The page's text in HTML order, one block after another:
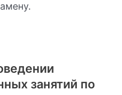
занятий по